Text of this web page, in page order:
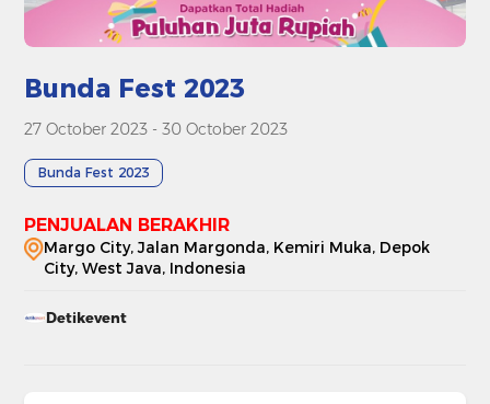
Bunda Fest 2023
27 October 2023 - 30 October 2023
Bunda Fest 2023
PENJUALAN BERAKHIR
Margo City, Jalan Margonda, Kemiri Muka, Depok
City, West Java, Indonesia
Detikevent